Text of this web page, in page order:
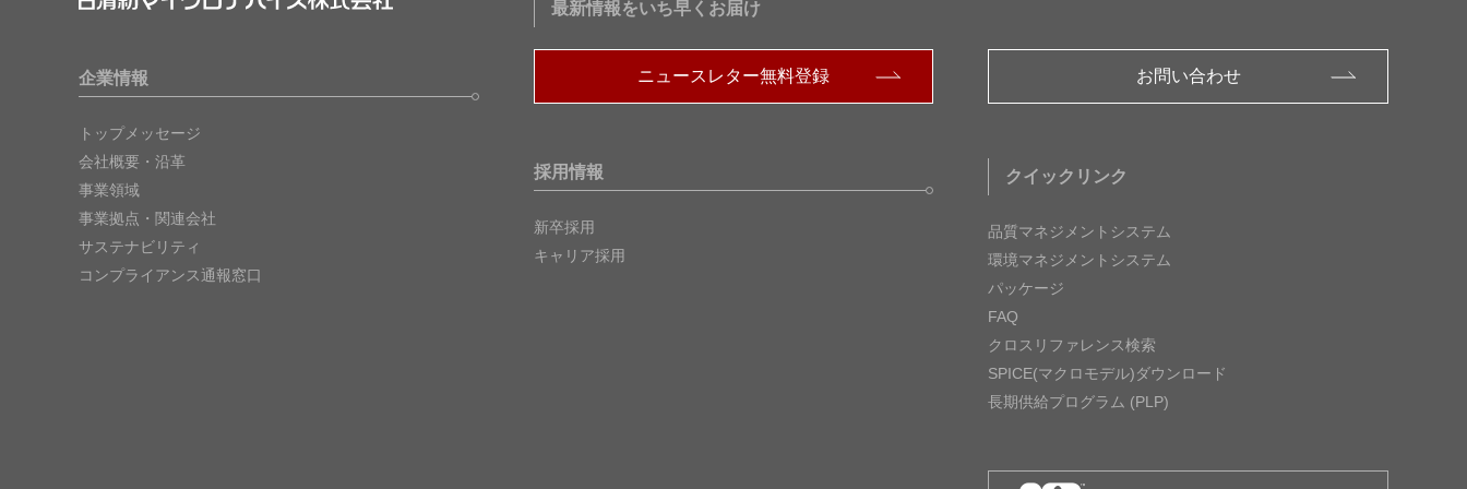
企業情報
トップメッセージ
会社概要・沿革
事業領域
事業拠点・関連会社
サステナビリティ
コンプライアンス通報窓口
最新情報をいち早くお届け
ニュースレター無料登録
採用情報
新卒採用
キャリア採用
お問い合わせ
クイックリンク
品質マネジメントシステム
環境マネジメントシステム
パッケージ
FAQ
クロスリファレンス検索
SPICE(マクロモデル)ダウンロード
長期供給プログラム (PLP)